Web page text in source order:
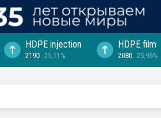
HDPE injection
2190 25,11%
HDPE film
2080 25,96%